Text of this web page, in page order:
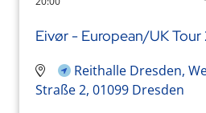
Eivør - European/UK Tour
Reithalle Dresden,
Straße 2, 01099 Dresden